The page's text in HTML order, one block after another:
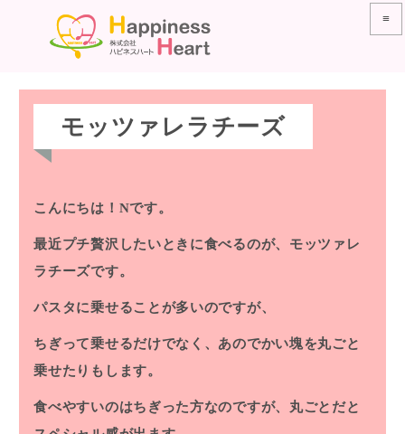
≡
モッツァレラチーズ
こんにちは！Nです。
最近プチ贅沢したいときに食べるのが、モッツァレ
ラチーズです。
パスタに乗せることが多いのですが、
ちぎって乗せるだけでなく、あのでかい塊を丸ごと
乗せたりもします。
食べやすいのはちぎった方なのですが、丸ごとだと